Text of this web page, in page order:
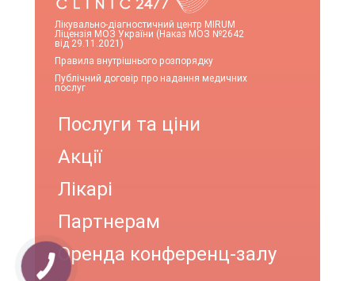
Лікувально-діагностичний центр MIRUM
Ліцензія МОЗ України (Наказ МОЗ №2642
від 29.11.2021)
Правила внутрішнього розпорядку
Публічний договір про надання медичних
послуг
Послуги та ціни
Акції
Лікарі
Партнерам
Оренда конференц-залу